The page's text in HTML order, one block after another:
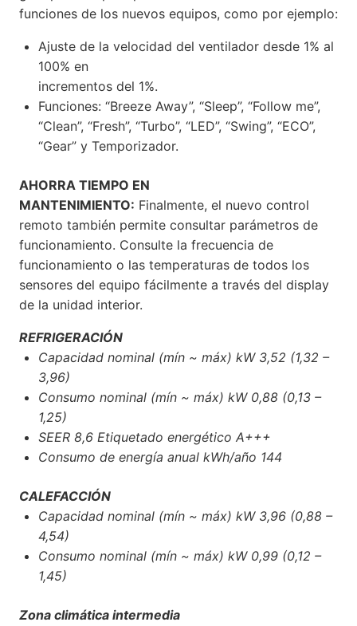
funciones de los nuevos equipos, como por ejemplo:
Ajuste de la velocidad del ventilador desde 1% al
100% en
incrementos del 1%.
Funciones: “Breeze Away”, “Sleep”, “Follow me”,
“Clean”, “Fresh”, “Turbo”, “LED”, “Swing”, “ECO”,
“Gear” y Temporizador.
AHORRA TIEMPO EN
MANTENIMIENTO: Finalmente, el nuevo control
remoto también permite consultar parámetros de
funcionamiento. Consulte la frecuencia de
funcionamiento o las temperaturas de todos los
sensores del equipo fácilmente a través del display
de la unidad interior.
REFRIGERACIÓN
Capacidad nominal (mín ~ máx) kW 3,52 (1,32 –
3,96)
Consumo nominal (mín ~ máx) kW 0,88 (0,13 –
1,25)
SEER 8,6 Etiquetado energético A+++
Consumo de energía anual kWh/año 144
CALEFACCIÓN
Capacidad nominal (mín ~ máx) kW 3,96 (0,88 –
4,54)
Consumo nominal (mín ~ máx) kW 0,99 (0,12 –
1,45)
Zona climática intermedia